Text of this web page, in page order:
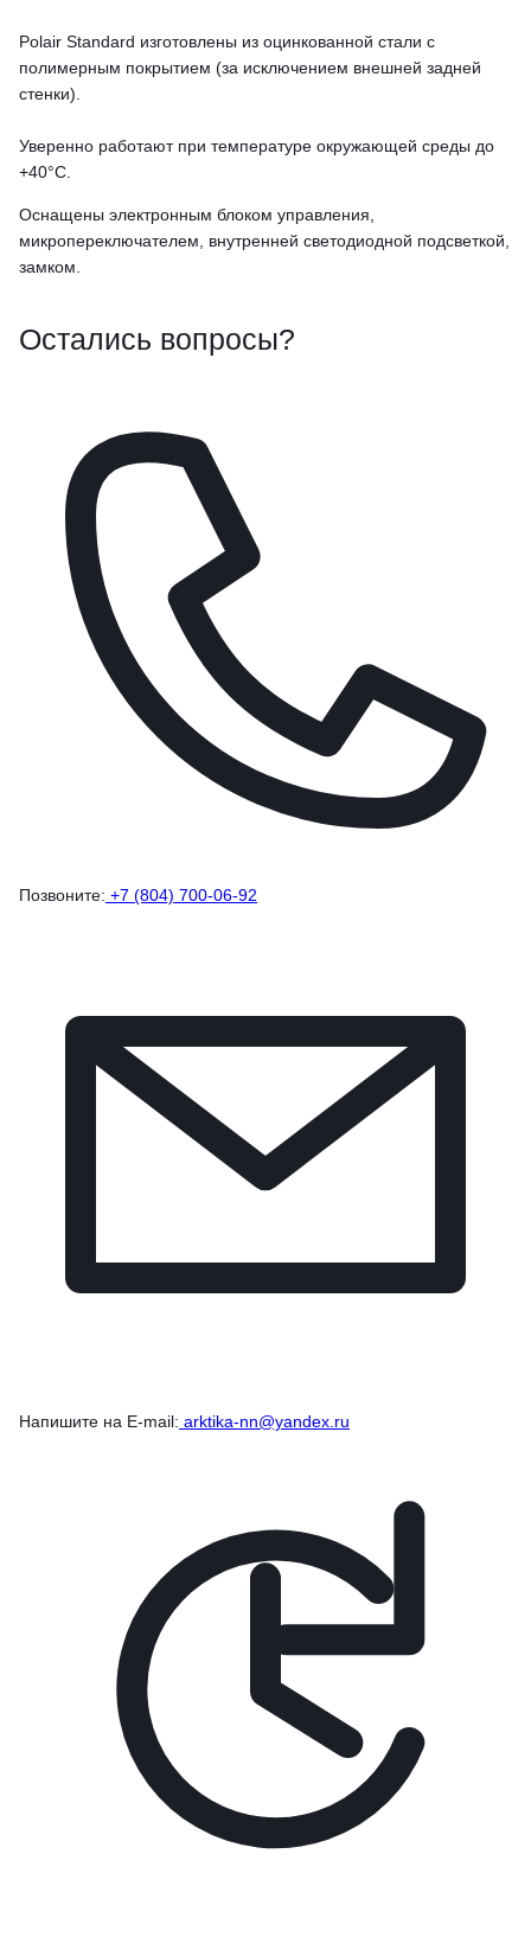
Polair Standard изготовлены из оцинкованной стали с
полимерным покрытием (за исключением внешней задней
стенки).
Уверенно работают при температуре окружающей среды до
+40°С.
Оснащены электронным блоком управления,
микропереключателем, внутренней светодиодной подсветкой,
замком.
Остались вопросы?
Позвоните: +7 (804) 700-06-92
Напишите на E-mail: arktika-nn@yandex.ru